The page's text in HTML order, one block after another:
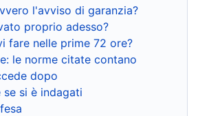
l'avviso di garanzia?
proprio adesso?
fare nelle prime 72 ore?
le norme citate contano
dopo
se si è indagati